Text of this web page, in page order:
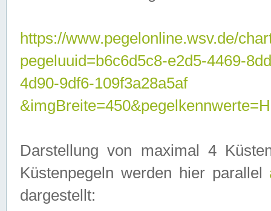
https://www.pegelonline.wsv.de/
pegeluuid=b6c6d5c8-e2d5-4469-
4d90-9df6-109f3a28a5af
Darstellung von maximal 4
Küstenpegeln werden hier parallel
dargestellt: